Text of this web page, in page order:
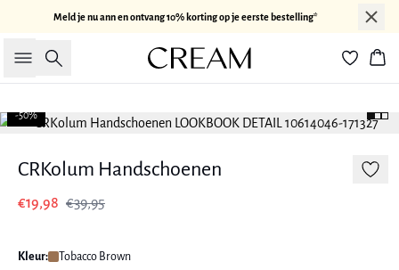
Meld je nu ann en ontvang 10% korting op je eerste bestelling*
Zoeken
-50%
CRKolum Handschoenen
€19,98 €39,95
Kleur: Tobacco Brown